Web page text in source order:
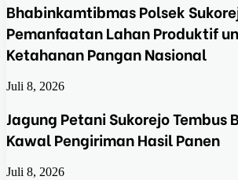
Bhabinkamtibmas Polsek
Pemanfaatan Lahan Produktif
Ketahanan Pangan Nasional
Juli 8, 2026
Jagung Petani Sukorejo Tembus
Kawal Pengiriman Hasil Panen
Juli 8, 2026